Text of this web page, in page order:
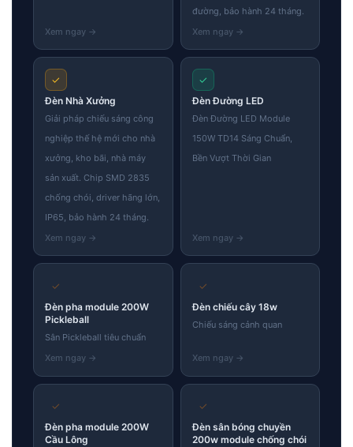
đường, bảo hành 24 tháng.
✓
Đèn Nhà Xưởng
Giải pháp chiếu sáng công
nghiệp thế hệ mới cho nhà
xưởng, kho bãi, nhà máy
sản xuất. Chip SMD 2835
chống chói, driver hãng lớn,
IP65, bảo hành 24 tháng.
✓
Đèn Đường LED
Đèn Đường LED Module
150W TD14 Sáng Chuẩn,
Bền Vượt Thời Gian
✓
Đèn pha module 200W
Pickleball
Sân Pickleball tiêu chuẩn
✓
Đèn chiếu cây 18w
Chiếu sáng cảnh quan
✓
Đèn pha module 200W
Cầu Lông
✓
Đèn sân bóng chuyền
200w module chống chói